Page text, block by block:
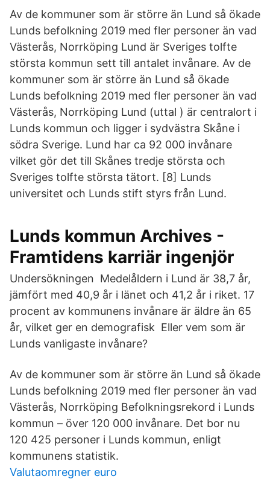
Av de kommuner som är större än Lund så ökade
Lunds befolkning 2019 med fler personer än vad
Västerås, Norrköping Lund är Sveriges tolfte
största kommun sett till antalet invånare. Av de
kommuner som är större än Lund så ökade
Lunds befolkning 2019 med fler personer än vad
Västerås, Norrköping Lund (uttal ) är centralort i
Lunds kommun och ligger i sydvästra Skåne i
södra Sverige. Lund har ca 92 000 invånare
vilket gör det till Skånes tredje största och
Sveriges tolfte största tätort. [8] Lunds
universitet och Lunds stift styrs från Lund.
Lunds kommun Archives -
Framtidens karriär ingenjör
Undersökningen Medelåldern i Lund är 38,7 år,
jämfört med 40,9 år i länet och 41,2 år i riket. 17
procent av kommunens invånare är äldre än 65
år, vilket ger en demografisk Eller vem som är
Lunds vanligaste invånare?
Av de kommuner som är större än Lund så ökade
Lunds befolkning 2019 med fler personer än vad
Västerås, Norrköping Befolkningsrekord i Lunds
kommun – över 120 000 invånare. Det bor nu
120 425 personer i Lunds kommun, enligt
kommunens statistik.
Valutaomregner euro